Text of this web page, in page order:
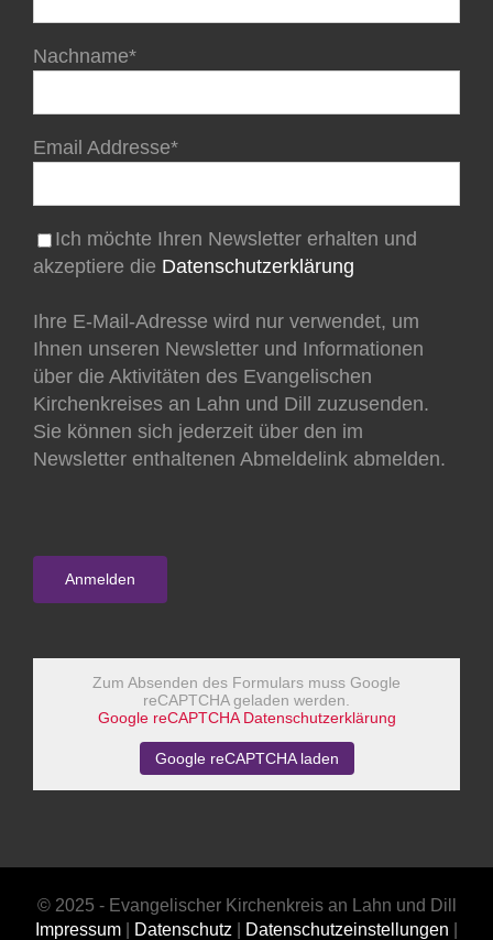
Nachname*
Email Addresse*
Ich möchte Ihren Newsletter erhalten und
akzeptiere die Datenschutzerklärung
Ihre E-Mail-Adresse wird nur verwendet, um
Ihnen unseren Newsletter und Informationen
über die Aktivitäten des Evangelischen
Kirchenkreises an Lahn und Dill zuzusenden.
Sie können sich jederzeit über den im
Newsletter enthaltenen Abmeldelink abmelden.
Zum Absenden des Formulars muss Google
reCAPTCHA geladen werden.
Google reCAPTCHA Datenschutzerklärung
Google reCAPTCHA laden
© 2025 - Evangelischer Kirchenkreis an Lahn und Dill
Impressum
Datenschutz Datenschutzeinstellungen